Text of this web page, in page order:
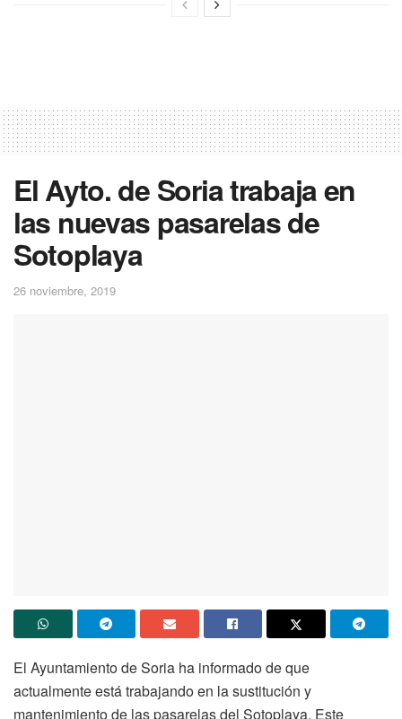
El Ayto. de Soria trabaja en
las nuevas pasarelas de
Sotoplaya
26 noviembre, 2019
El Ayuntamiento de Soria ha informado de que
actualmente está trabajando en la sustitución y
mantenimiento de las pasarelas del Sotoplaya. Este